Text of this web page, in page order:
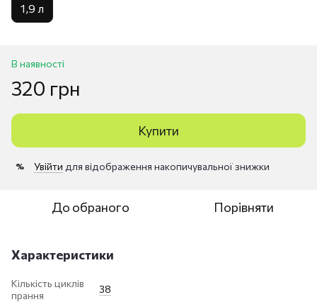
1,9 л
В наявності
320 грн
Купити
% Увійти для відображення накопичувальної знижки
До обраного Порівняти
Характеристики
Кількість циклів
прання
38